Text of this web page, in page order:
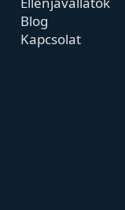
Blog
Kapcsolat